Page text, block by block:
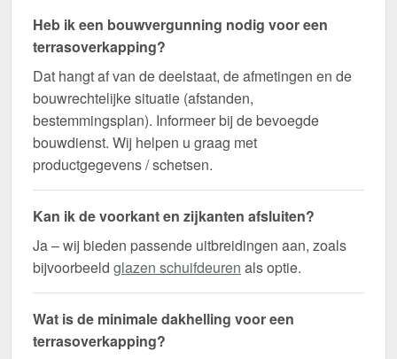
Heb ik een bouwvergunning nodig voor een
terrasoverkapping?
Dat hangt af van de deelstaat, de afmetingen en de
bouwrechtelijke situatie (afstanden,
bestemmingsplan). Informeer bij de bevoegde
bouwdienst. Wij helpen u graag met
productgegevens / schetsen.
Kan ik de voorkant en zijkanten afsluiten?
Ja – wij bieden passende uitbreidingen aan, zoals
bijvoorbeeld glazen schuifdeuren als optie.
Wat is de minimale dakhelling voor een
terrasoverkapping?